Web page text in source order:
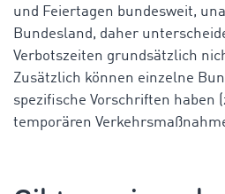
und Feiertagen bundesweit,
Bundesland, daher
Verbotszeiten grundsätzlich
Zusätzlich können einzelne
spezifische Vorschriften haben
temporären